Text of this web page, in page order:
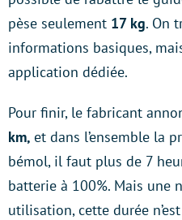
pèse seulement 17 kg. On
informations basiques,
application dédiée.
Pour finir, le fabricant
km, et dans l’ensemble la
bémol, il faut plus de 7
batterie à 100%. Mais une
utilisation, cette durée